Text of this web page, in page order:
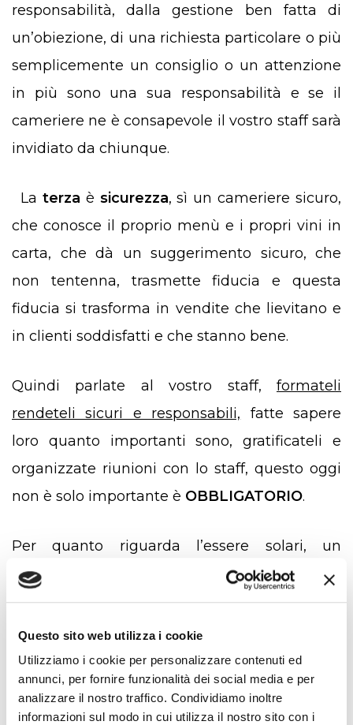
Questo sito web utilizza i cookie
Utilizziamo i cookie per personalizzare contenuti ed
annunci, per fornire funzionalità dei social media e per
analizzare il nostro traffico. Condividiamo inoltre
informazioni sul modo in cui utilizza il nostro sito con i
responsabilità, dalla gestione ben fatta di
un’obiezione, di una richiesta particolare o più
semplicemente un consiglio o un attenzione
in più sono una sua responsabilità e se il
cameriere ne è consapevole il vostro staff sarà
invidiato da chiunque.
La terza è sicurezza, sì un cameriere sicuro,
che conosce il proprio menù e i propri vini in
carta, che dà un suggerimento sicuro, che
non tentenna, trasmette fiducia e questa
fiducia si trasforma in vendite che lievitano e
in clienti soddisfatti e che stanno bene.
Quindi parlate al vostro staff, formateli
rendeteli sicuri e responsabili, fatte sapere
loro quanto importanti sono, gratificateli e
organizzate riunioni con lo staff, questo oggi
non è solo importante è OBBLIGATORIO.
Per quanto riguarda l’essere solari, un
ambiente positivo, con uno staff allineato e
così gestito, sicuramente aiuta e rende tutto
più facile, e ricorda la cosa più importante che
devi osservare quando selezioni un cameriere
è proprio questo, il suo carattere, perché il
tecnicismo lo impari ma l’essere solari è una